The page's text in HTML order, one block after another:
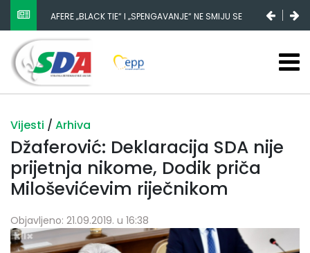
AFERE „BLACK TIE“ I „SPENGAVANJE“ NE SMIJU SE
ZATAŠKATI
Vijesti / Arhiva
Džaferović: Deklaracija SDA nije
prijetnja nikome, Dodik priča
Miloševićevim riječnikom
Objavljeno: 21.09.2019. u 16:38